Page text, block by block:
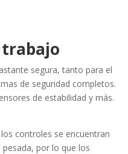
segura, tanto para el
de seguridad completos.
de estabilidad y más.
controles se encuentran
por lo que los